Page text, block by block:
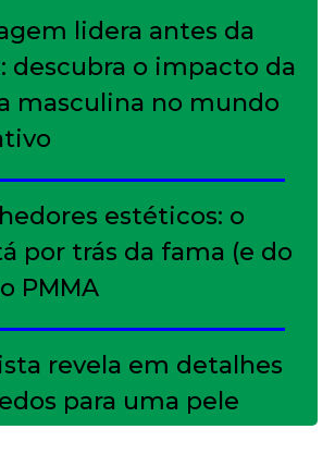
lidera antes da
descubra o impacto da
masculina no mundo
estéticos: o
por trás da fama (e do
PMMA
revela em detalhes
para uma pele